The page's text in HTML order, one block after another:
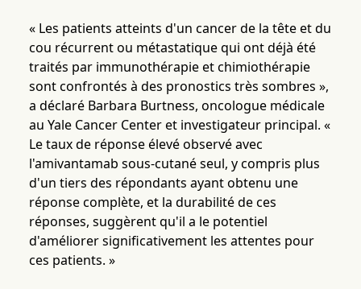
« Les patients atteints d'un cancer de la tête et du
cou récurrent ou métastatique qui ont déjà été
traités par immunothérapie et chimiothérapie
sont confrontés à des pronostics très sombres »,
a déclaré Barbara Burtness, oncologue médicale
au Yale Cancer Center et investigateur principal. «
Le taux de réponse élevé observé avec
l'amivantamab sous-cutané seul, y compris plus
d'un tiers des répondants ayant obtenu une
réponse complète, et la durabilité de ces
réponses, suggèrent qu'il a le potentiel
d'améliorer significativement les attentes pour
ces patients. »